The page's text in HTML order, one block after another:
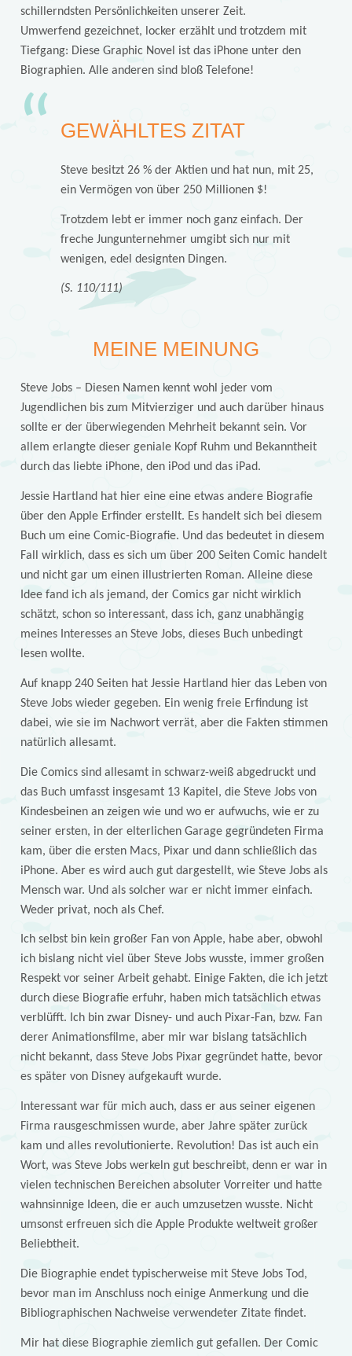
schillerndsten Persönlichkeiten unserer Zeit.
Umwerfend gezeichnet, locker erzählt und trotzdem mit
Tiefgang: Diese Graphic Novel ist das iPhone unter den
Biographien. Alle anderen sind bloß Telefone!
GEWÄHLTES ZITAT
Steve besitzt 26 % der Aktien und hat nun, mit 25,
ein Vermögen von über 250 Millionen $!
Trotzdem lebt er immer noch ganz einfach. Der
freche Jungunternehmer umgibt sich nur mit
wenigen, edel designten Dingen.
(S. 110/111)
MEINE MEINUNG
Steve Jobs – Diesen Namen kennt wohl jeder vom
Jugendlichen bis zum Mitvierziger und auch darüber hinaus
sollte er der überwiegenden Mehrheit bekannt sein. Vor
allem erlangte dieser geniale Kopf Ruhm und Bekanntheit
durch das liebte iPhone, den iPod und das iPad.
Jessie Hartland hat hier eine eine etwas andere Biografie
über den Apple Erfinder erstellt. Es handelt sich bei diesem
Buch um eine Comic-Biografie. Und das bedeutet in diesem
Fall wirklich, dass es sich um über 200 Seiten Comic handelt
und nicht gar um einen illustrierten Roman. Alleine diese
Idee fand ich als jemand, der Comics gar nicht wirklich
schätzt, schon so interessant, dass ich, ganz unabhängig
meines Interesses an Steve Jobs, dieses Buch unbedingt
lesen wollte.
Auf knapp 240 Seiten hat Jessie Hartland hier das Leben von
Steve Jobs wieder gegeben. Ein wenig freie Erfindung ist
dabei, wie sie im Nachwort verrät, aber die Fakten stimmen
natürlich allesamt.
Die Comics sind allesamt in schwarz-weiß abgedruckt und
das Buch umfasst insgesamt 13 Kapitel, die Steve Jobs von
Kindesbeinen an zeigen wie und wo er aufwuchs, wie er zu
seiner ersten, in der elterlichen Garage gegründeten Firma
kam, über die ersten Macs, Pixar und dann schließlich das
iPhone. Aber es wird auch gut dargestellt, wie Steve Jobs als
Mensch war. Und als solcher war er nicht immer einfach.
Weder privat, noch als Chef.
Ich selbst bin kein großer Fan von Apple, habe aber, obwohl
ich bislang nicht viel über Steve Jobs wusste, immer großen
Respekt vor seiner Arbeit gehabt. Einige Fakten, die ich jetzt
durch diese Biografie erfuhr, haben mich tatsächlich etwas
verblüfft. Ich bin zwar Disney- und auch Pixar-Fan, bzw. Fan
derer Animationsfilme, aber mir war bislang tatsächlich
nicht bekannt, dass Steve Jobs Pixar gegründet hatte, bevor
es später von Disney aufgekauft wurde.
Interessant war für mich auch, dass er aus seiner eigenen
Firma rausgeschmissen wurde, aber Jahre später zurück
kam und alles revolutionierte. Revolution! Das ist auch ein
Wort, was Steve Jobs werkeln gut beschreibt, denn er war in
vielen technischen Bereichen absoluter Vorreiter und hatte
wahnsinnige Ideen, die er auch umzusetzen wusste. Nicht
umsonst erfreuen sich die Apple Produkte weltweit großer
Beliebtheit.
Die Biographie endet typischerweise mit Steve Jobs Tod,
bevor man im Anschluss noch einige Anmerkung und die
Bibliographischen Nachweise verwendeter Zitate findet.
Mir hat diese Biographie ziemlich gut gefallen. Der Comic